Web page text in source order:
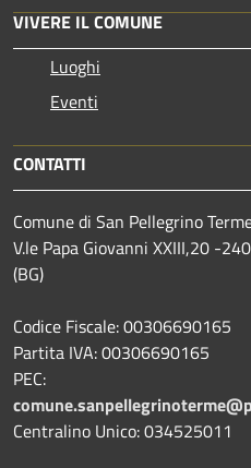
VIVERE IL COMUNE
Luoghi
Eventi
CONTATTI
Comune di San Pellegrino
V.le Papa Giovanni XXIII,20 -
(BG)
Codice Fiscale: 00306690165
Partita IVA: 00306690165
PEC:
Centralino Unico: 034525011